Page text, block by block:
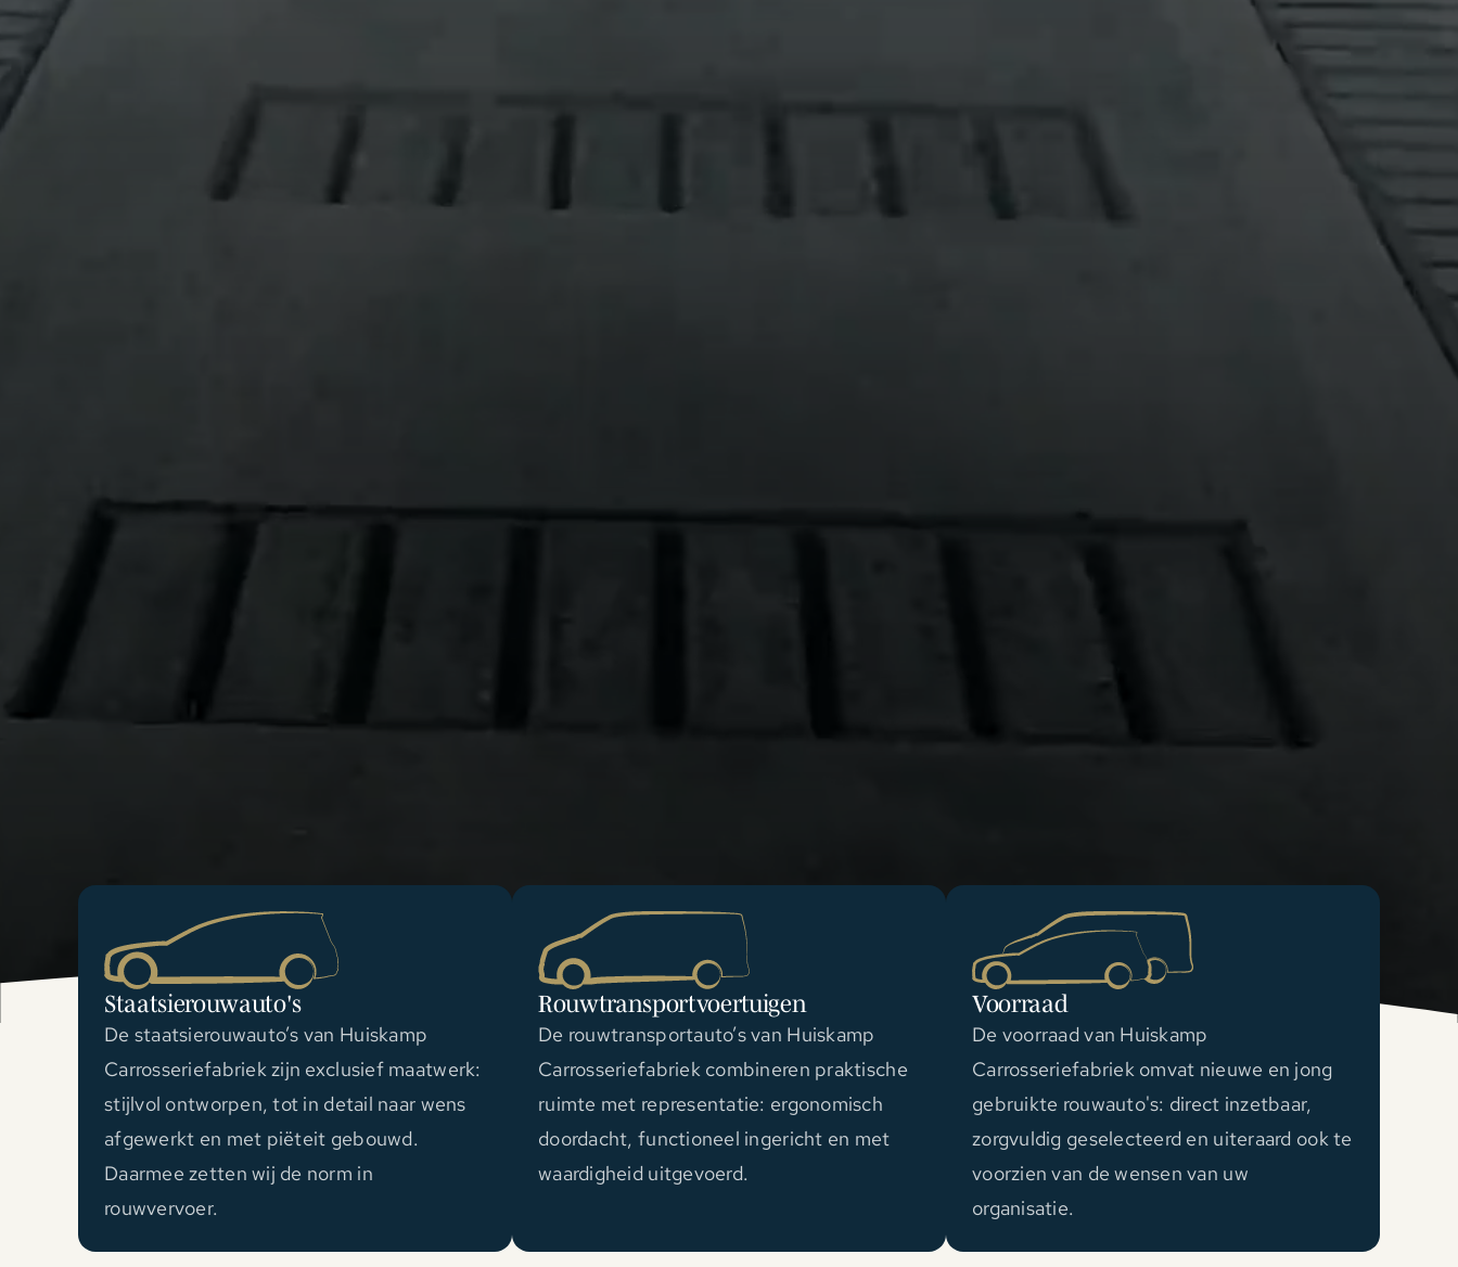
Staatsierouwauto's
De staatsierouwauto’s van Huiskamp
Carrosseriefabriek zijn exclusief maatwerk:
stijlvol ontworpen, tot in detail naar wens
afgewerkt en met piëteit gebouwd.
Daarmee zetten wij de norm in
rouwvervoer.
Rouwtransportvoertuigen
De rouwtransportauto’s van Huiskamp
Carrosseriefabriek combineren praktische
ruimte met representatie: ergonomisch
doordacht, functioneel ingericht en met
waardigheid uitgevoerd.
Voorraad
De voorraad van Huiskamp
Carrosseriefabriek omvat nieuwe en jong
gebruikte rouwauto's: direct inzetbaar,
zorgvuldig geselecteerd en uiteraard ook te
voorzien van de wensen van uw
organisatie.